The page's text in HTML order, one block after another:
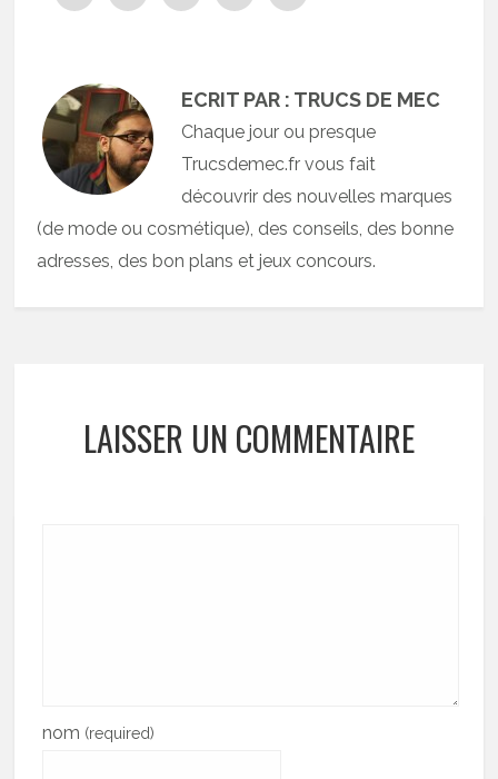
ECRIT PAR : TRUCS DE MEC
Chaque jour ou presque
Trucsdemec.fr vous fait
découvrir des nouvelles marques
(de mode ou cosmétique), des conseils, des bonne
adresses, des bon plans et jeux concours.
LAISSER UN COMMENTAIRE
nom (required)